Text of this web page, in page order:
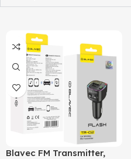
Blavec FM Transmitter,